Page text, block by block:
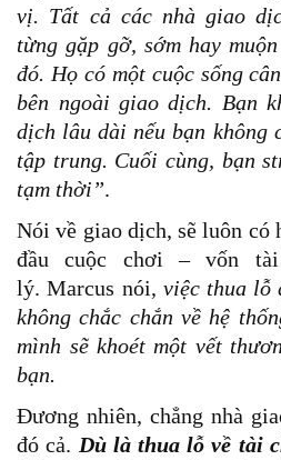
vị. Tất cả các nhà giao
từng gặp gỡ, sớm hay
đó. Họ có một cuộc sống
bên ngoài giao dịch. Bạn
dịch lâu dài nếu bạn không
tập trung. Cuối cùng, bạn
tạm thời”.
Nói về giao dịch, sẽ luôn có
đầu cuộc chơi – vốn
lý. Marcus nói, việc thua lỗ
không chắc chắn về hệ
mình sẽ khoét một vết
bạn.
Đương nhiên, chẳng nhà
đó cả. Dù là thua lỗ về tài